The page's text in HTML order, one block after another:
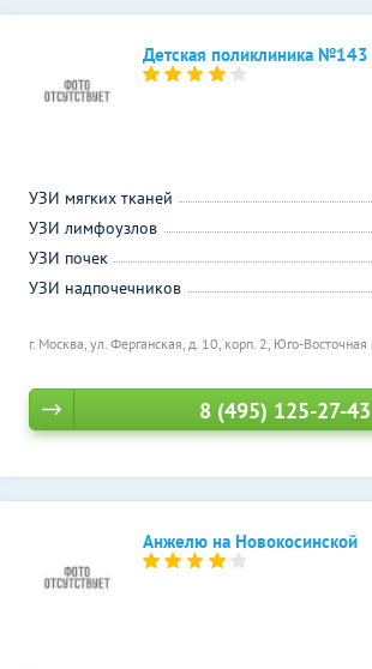
Детская поликлиника №143
г. Москва, ул. Ферганская, д. 10, корп. 2, Юго-
УЗИ мягких тканей
УЗИ лимфоузлов
УЗИ почек
УЗИ надпочечников
8 (495) 125-27-43
Анжелю на Новокосинской